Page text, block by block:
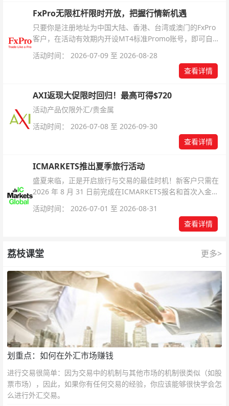
FxPro无限杠杆限时开放，把握行情新机遇
只要你是注册地址为中国大陆、香港、台湾或澳门的FxPro
客户，在活动有效期内开设MT4标准Promo账号，即可自动
活动时间： 2026-07-09 至 2026-08-28
查看详情
AXI返现大促限时回归！最高可得$720
活动产品仅限外汇/贵金属
活动时间： 2026-07-08 至 2026-09-30
查看详情
ICMARKETS推出夏季旅行活动
盛夏来临，正是开启旅行与交易的最佳时机！新客户只需在
2026 年 8 月 31 日前完成在ICMARKETS报名和首次入金即
活动时间： 2026-07-01 至 2026-08-31
查看详情
荔枝课堂 更多>
划重点：如何在外汇市场赚钱
进行交易很简单：因为交易中的机制与其他市场的机制很类似（如股
票市场），因此，如果你有任何交易的经验，你应该能够很快学会怎
么进行外汇交易。